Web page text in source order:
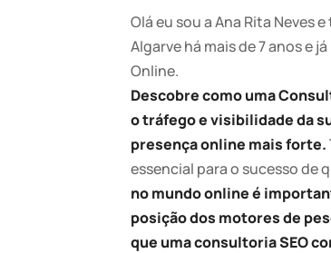
Olá eu sou a Ana Rita Neves
Algarve há mais de 7 anos e
Online.
Descobre como uma
o tráfego e visibilidade da
presença online mais forte.
essencial para o sucesso de
no mundo online é
posição dos motores de
que uma consultoria SEO